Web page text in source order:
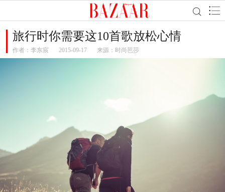
旅行时你需要这10首歌放松心情
作者： 李东宸 2015-09-17 来源：时尚芭莎